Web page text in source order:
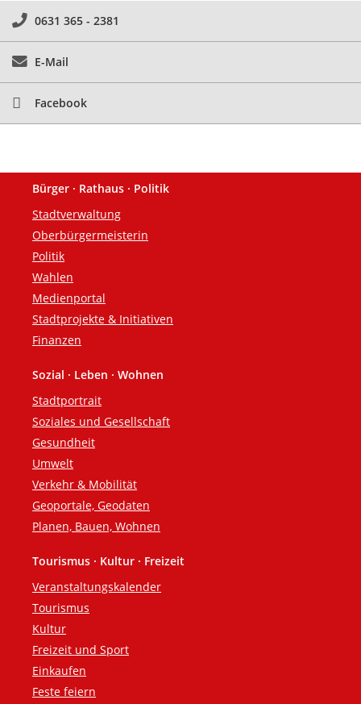
0631 365 - 2381
E-Mail
Facebook
Fußzeile
Bürger · Rathaus · Politik
Stadtverwaltung
Oberbürgermeisterin
Politik
Wahlen
Medienportal
Stadtprojekte & Initiativen
Finanzen
Sozial · Leben · Wohnen
Stadtportrait
Soziales und Gesellschaft
Gesundheit
Umwelt
Verkehr & Mobilität
Geoportale, Geodaten
Planen, Bauen, Wohnen
Tourismus · Kultur · Freizeit
Veranstaltungskalender
Tourismus
Kultur
Freizeit und Sport
Einkaufen
Feste feiern